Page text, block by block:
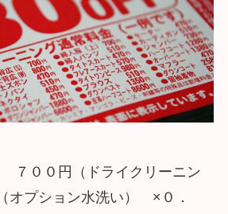
００円（ドライクリーニン
オプション水洗い） ×０．